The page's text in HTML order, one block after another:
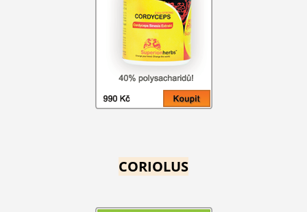
CORIOLUS